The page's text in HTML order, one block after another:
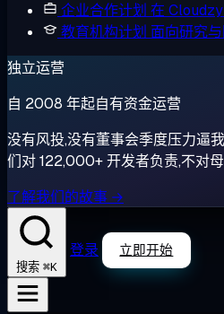
企业合作计划 在
教育机构计划 面向研究
独立运营
自 2008 年起自有资金运营
没有风投,没有董事会季度压力逼
们对 122,000+ 开发者负责,不对母
了解我们的故事 →
搜索 ⌘K
登录 立即开始